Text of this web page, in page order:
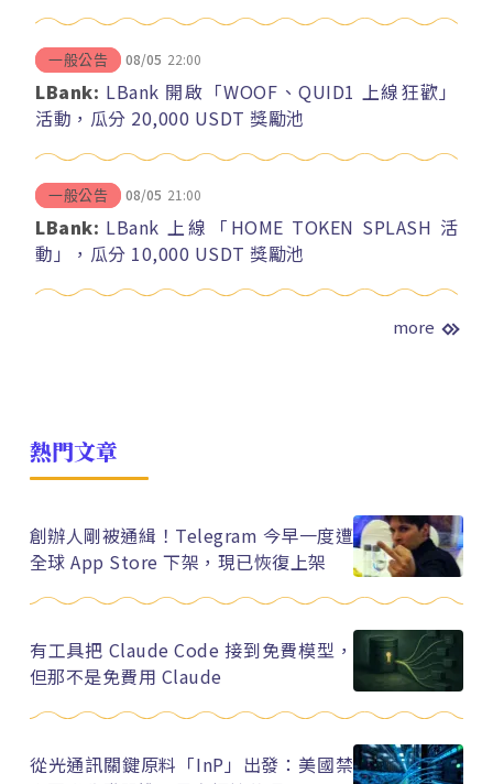
一般公告 08/05 22:00
LBank: LBank 開啟「WOOF、QUID1 上線狂歡」
活動，瓜分 20,000 USDT 獎勵池
一般公告 08/05 21:00
LBank: LBank 上線「HOME TOKEN SPLASH 活
動」，瓜分 10,000 USDT 獎勵池
more
熱門文章
創辦人剛被通緝！Telegram 今早一度遭
全球 App Store 下架，現已恢復上架
有工具把 Claude Code 接到免費模型，
但那不是免費用 Claude
從光通訊關鍵原料「InP」出發：美國禁